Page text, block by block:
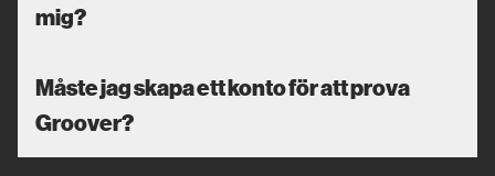
mig?
Måste jag skapa ett konto för att prova
Groover?